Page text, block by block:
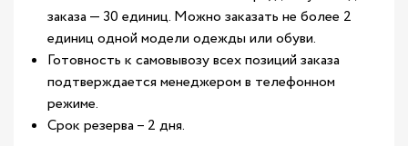
заказа — 30 единиц. Можно заказать не более 2
единиц одной модели одежды или обуви.
Готовность к самовывозу всех позиций заказа
подтверждается менеджером в телефонном
режиме.
Срок резерва – 2 дня.